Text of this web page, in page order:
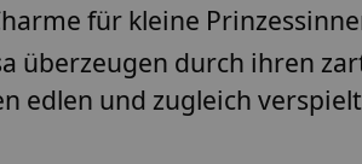
für kleine
durch ihren
edlen und zugleich